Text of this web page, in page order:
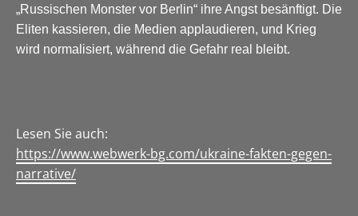
„Russischen Monster vor Berlin“ ihre Angst besänftigt. Die
Eliten kassieren, die Medien applaudieren, und Krieg
wird normalisiert, während die Gefahr real bleibt.
Lesen Sie auch:
https://www.webwerk-bg.com/ukraine-fakten-gegen-
narrative/